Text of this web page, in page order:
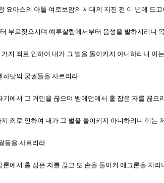
요아스의 아들 여로보암의 시대의 지진 전 이 년에 드
부르짖으시며 예루살렘에서부터 음성을 발하시리니
지 죄로 인하여 내가 그 벌을 돌이키지 아니하리니 이
닷의 궁궐들을 사르리라
에서 그 거민을 끊으며 벧에던에서 홀 잡은 자를 끊
죄로 인하여 내가 그 벌을 돌이키지 아니하리니 이는
들을 사르리라
에서 홀 잡은 자를 끊고 또 손을 돌이켜 에그론을 치